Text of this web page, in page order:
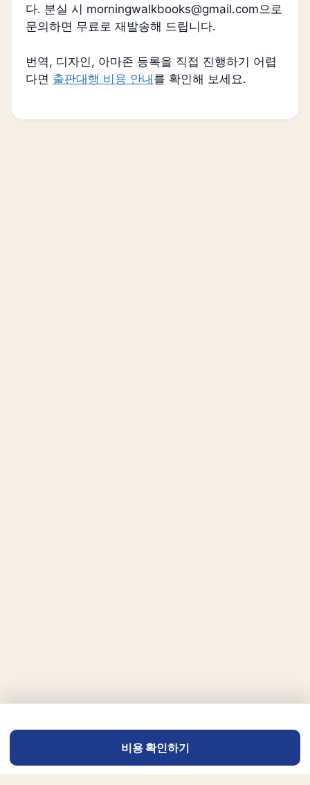
다. 분실 시 morningwalkbooks@gmail.com으로
문의하면 무료로 재발송해 드립니다.
번역, 디자인, 아마존 등록을 직접 진행하기 어렵
다면 출판대행 비용 안내를 확인해 보세요.
비용 확인하기